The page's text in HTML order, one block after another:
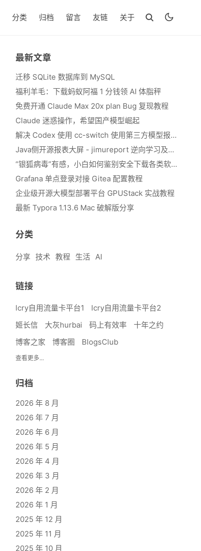
分类 归档 留言 友链 关于
最新文章
迁移 SQLite 数据库到 MySQL
福利羊毛：下载蚂蚁阿福 1 分钱领 AI 体脂秤
免费开通 Claude Max 20x plan Bug 复现教程
Claude 迷惑操作，希望国产模型崛起
解决 Codex 使用 cc-switch 使用第三方模型报错 We&#039;re currently experiencing high demand, which may cause temporary errors.
Java侧开源报表大屏 - jimureport 逆向学习及二开思路
“银狐病毒”有感，小白如何鉴别安全下载各类软件
Grafana 单点登录对接 Gitea 配置教程
企业级开源大模型部署平台 GPUStack 实战教程
最新 Typora 1.13.6 Mac 破解版分享
分类
分享 技术 教程 生活 AI
链接
lcry自用流量卡平台1
lcry自用流量卡平台2
姬长信
大灰hurbai 码上有效率
十年之约
博客之家
博客圈 BlogsClub
查看更多...
归档
2026 年 8 月
2026 年 7 月
2026 年 6 月
2026 年 5 月
2026 年 4 月
2026 年 3 月
2026 年 2 月
2026 年 1 月
2025 年 12 月
2025 年 11 月
2025 年 10 月